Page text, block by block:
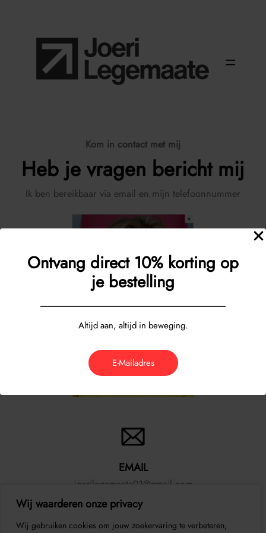
Wij waarderen onze privacy
Wij gebruiken cookies om jouw zoekervaring te verbeteren,
Ontvang direct 10% korting op
je bestelling
Altijd aan, altijd in beweging.
E-Mailadres
Kom in contact met mij
Heb je vragen bericht mij
Ik ben bereikbaar via email en mijn telefoonnummer
EMAIL
joerilegemaate01@gmail.com